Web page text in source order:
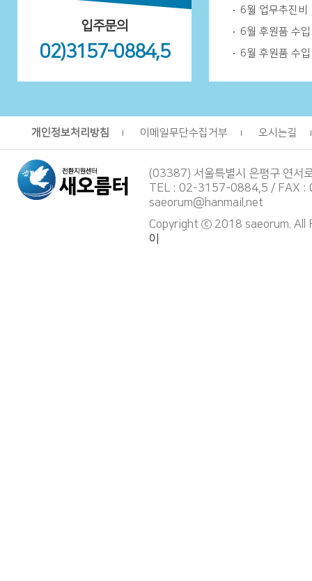
입주문의
02)3157-0884,5
6월 업무추진비
6월 후원품 수
6월 후원품 수
개인정보처리방침 이메일무단수집거부 오시는길
(03387) 서울특별시 은평구 연서
TEL : 02-3157-0884,5 / FAX :
saeorum@hanmail.net
Copyright ⓒ 2018 saeorum. All
이